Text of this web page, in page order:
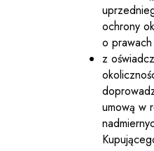
ochrony
o prawach
z
umową w